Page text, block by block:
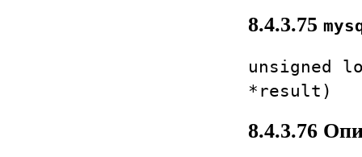
8.4.3.75
unsigned
*result)
8.4.3.76